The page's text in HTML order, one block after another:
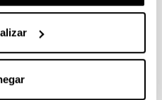
04/2026 - 27/04/2026 23:59
definitivo de solicitudes
4